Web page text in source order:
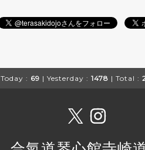
Today : 69 | Yesterday : 1478 | Total :